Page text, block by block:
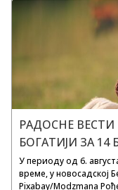
РАДОСНЕ ВЕСТИ
БОГАТИЈИ ЗА 14
У периоду од 6.
време, у новосадској
Pixabay/Modzmana